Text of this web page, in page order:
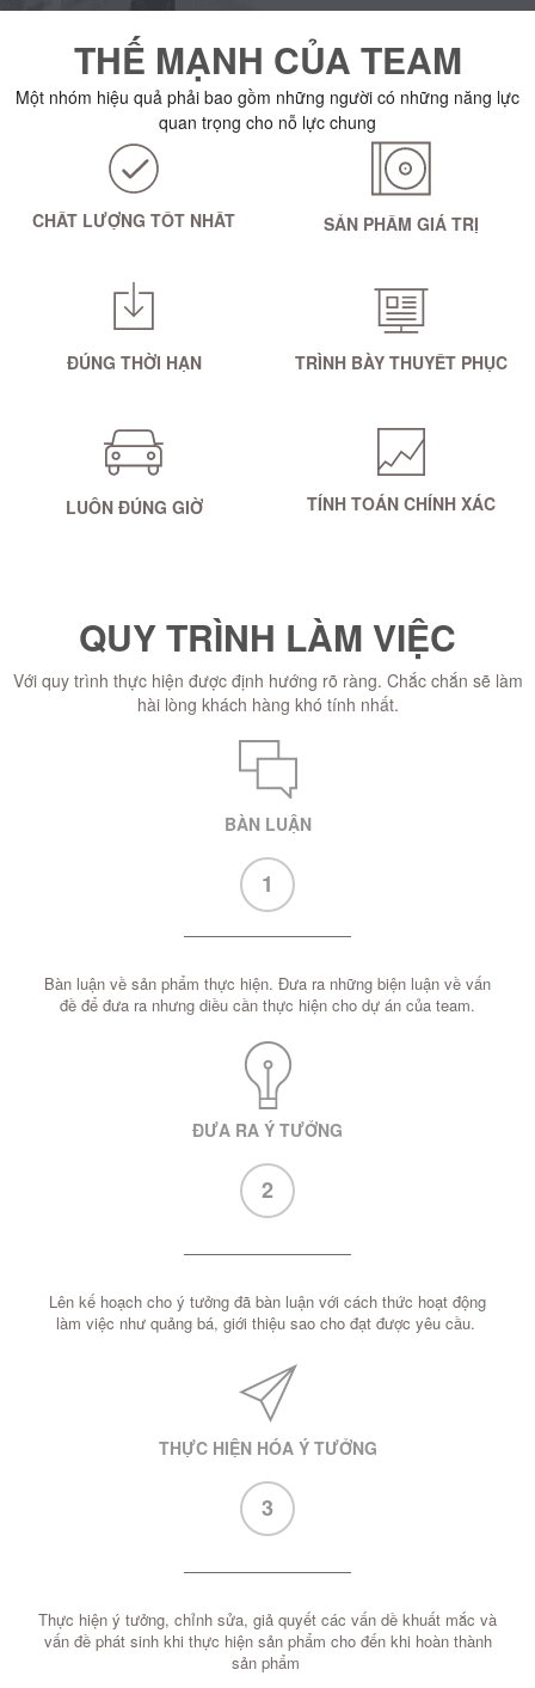
THẾ MẠNH CỦA TEAM
Một nhóm hiệu quả phải bao gồm những người có những năng lực
quan trọng cho nỗ lực chung
CHẤT LƯỢNG TỐT NHẤT SẢN PHẨM GIÁ TRỊ
ĐÚNG THỜI HẠN TRÌNH BÀY THUYẾT PHỤC
LUÔN ĐÚNG GIỜ TÍNH TOÁN CHÍNH XÁC
QUY TRÌNH LÀM VIỆC
Với quy trình thực hiện được định hướng rõ ràng. Chắc chắn sẽ làm
hài lòng khách hàng khó tính nhất.
BÀN LUẬN
1
Bàn luận về sản phẩm thực hiện. Đưa ra những biện luận về vấn
đề để đưa ra nhưng diều cần thực hiện cho dự án của team.
ĐƯA RA Ý TƯỞNG
2
Lên kế hoạch cho ý tưởng đã bàn luận với cách thức hoạt động
làm việc như quảng bá, giới thiệu sao cho đạt được yêu cầu.
THỰC HIỆN HÓA Ý TƯỞNG
3
Thực hiện ý tưởng, chỉnh sửa, giả quyết các vấn dề khuất mắc và
vấn đề phát sinh khi thực hiện sản phẩm cho đến khi hoàn thành
sản phẩm